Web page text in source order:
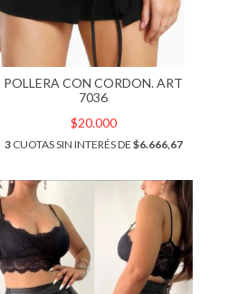
POLLERA CON CORDON. ART
7036
$20.000
3CUOTAS SIN INTERÉS DE $6.666,67